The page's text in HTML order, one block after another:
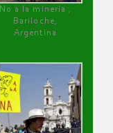
No a la minería ,
Bariloche,
Argentina